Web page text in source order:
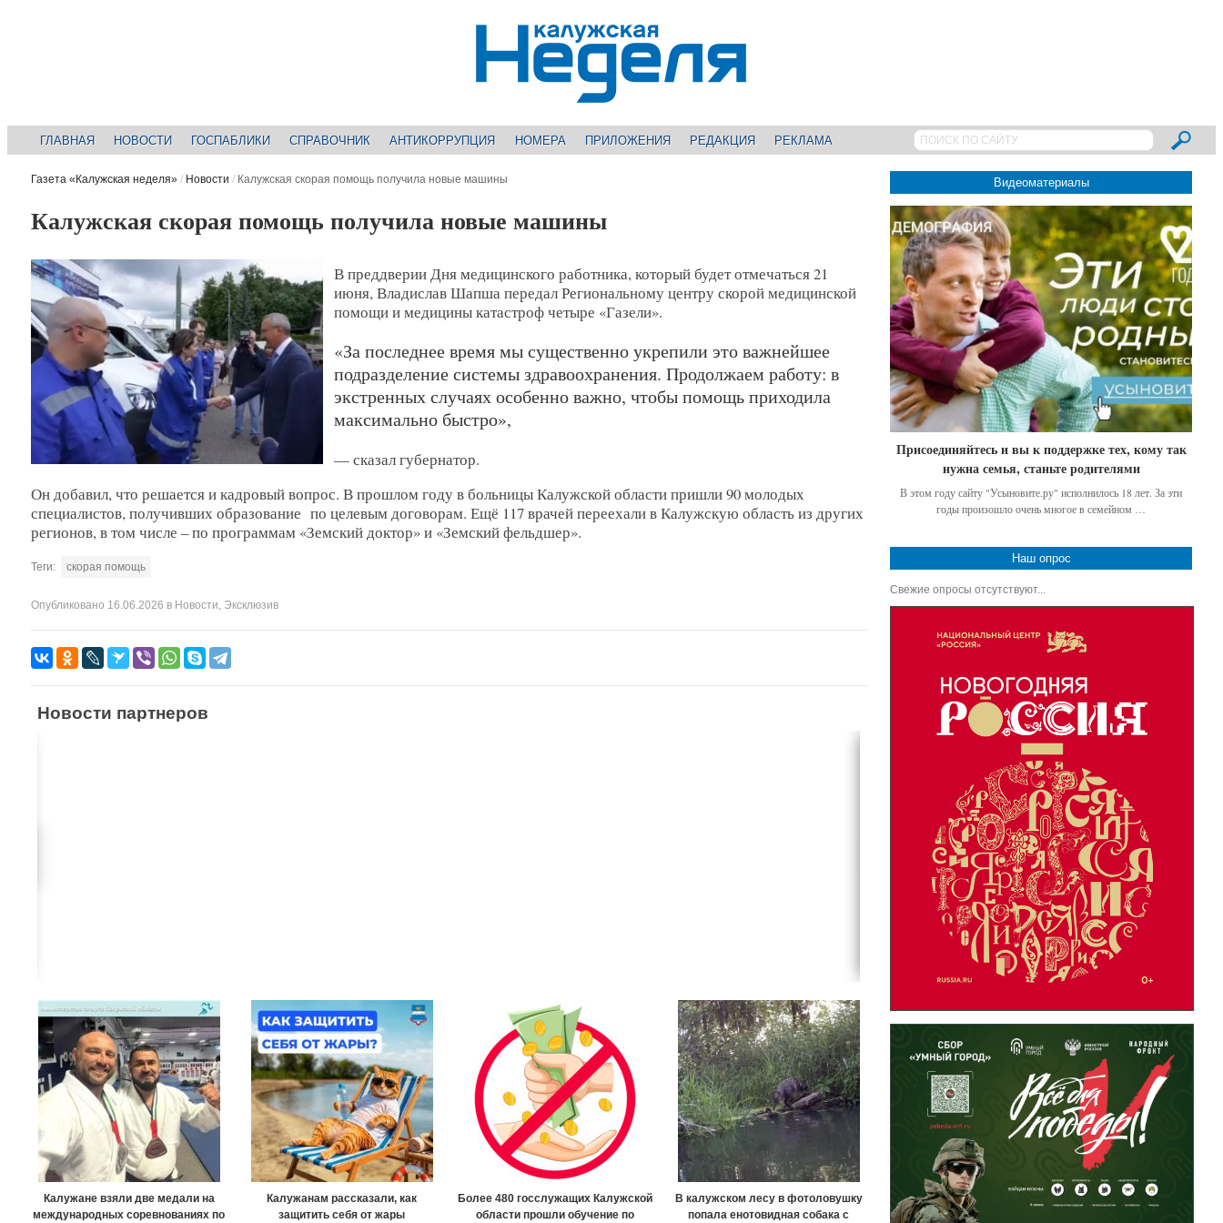
ГЛАВНАЯ НОВОСТИ ГОСПАБЛИКИ СПРАВОЧНИК АНТИКОРРУПЦИЯ НОМЕРА ПРИЛОЖЕНИЯ РЕДАКЦИЯ РЕКЛАМА
Газета «Калужская неделя» / Новости / Калужская скорая помощь получила новые машины
Калужская скорая помощь получила новые машины
В преддверии Дня медицинского работника, который будет отмечаться 21
июня, Владислав Шапша передал Региональному центру скорой медицинской
помощи и медицины катастроф четыре «Газели».
«За последнее время мы существенно укрепили это важнейшее
подразделение системы здравоохранения. Продолжаем работу: в
экстренных случаях особенно важно, чтобы помощь приходила
максимально быстро»,
— сказал губернатор.
Он добавил, что решается и кадровый вопрос. В прошлом году в больницы Калужской области пришли 90 молодых
специалистов, получивших образование по целевым договорам. Ещё 117 врачей переехали в Калужскую область из других
регионов, в том числе – по программам «Земский доктор» и «Земский фельдшер».
Теги: скорая помощь
Опубликовано 16.06.2026 в Новости, Эксклюзив
Новости партнеров
Калужане взяли две медали на
международных соревнованиях по
Калужанам рассказали, как
защитить себя от жары
Более 480 госслужащих Калужской
области прошли обучение по
В калужском лесу в фотоловушку
попала енотовидная собака с
Видеоматериалы
Присоединяйтесь и вы к поддержке тех, кому так
нужна семья, станьте родителями
В этом году сайту "Усыновите.ру" исполнилось 18 лет. За эти
годы произошло очень многое в семейном …
Наш опрос
Свежие опросы отсутствуют...